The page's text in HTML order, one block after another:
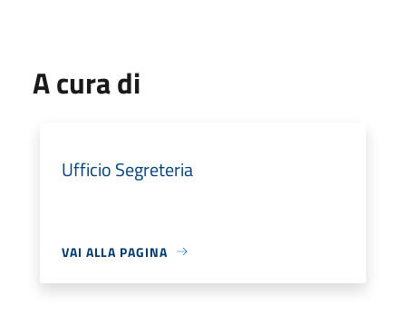
A cura di
Ufficio Segreteria
VAI ALLA PAGINA